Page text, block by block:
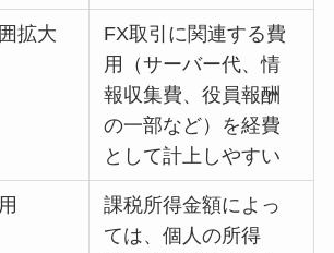
拡大
FX取引に関連する費
用（サーバー代、情
報収集費、役員報酬
の一部など）を経費
として計上しやすい
課税所得金額によっ
ては、個人の所得